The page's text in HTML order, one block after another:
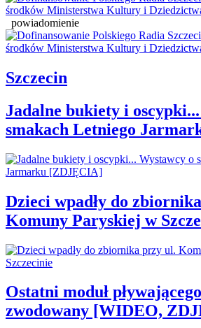
powiadomienie
Szczecin
Jadalne bukiety i
smakach Letniego
Dzieci wpadły do
Komuny Paryskiej w
Ostatni moduł
zwodowany [WIDEO,